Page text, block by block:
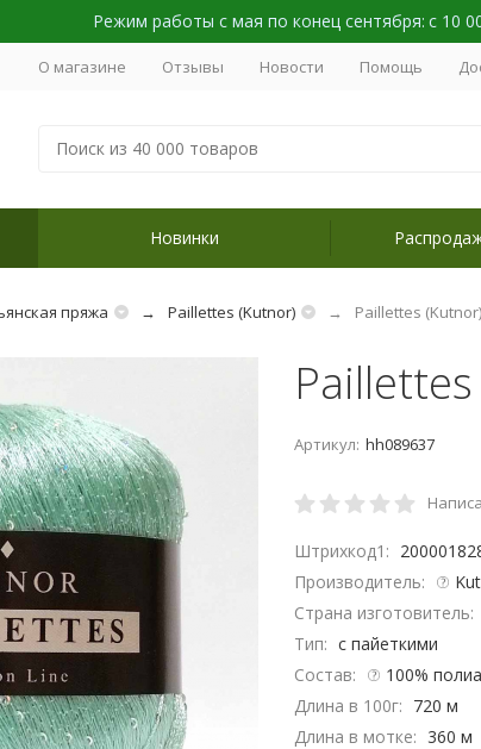
Режим работы с мая по конец сентября: с 10
О магазине Отзывы Новости Помощь
Новинки
пряжа Paillettes (Kutnor) Paillettes
Артикул: hh089637
Штрихкод1:
Производитель:
Страна изготовитель:
Тип: с пайеткими
Состав:
100%
Длина в 100г: 720 м
Длина в мотке: 360 м